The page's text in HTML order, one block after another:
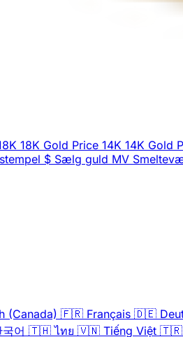
18K Gold Price 14K 14K Gold
$ Sælg guld MV
(Canada) 🇫🇷 Français 🇩🇪
국어 🇹🇭 ไทย 🇻🇳 Tiếng Việt 🇹🇷